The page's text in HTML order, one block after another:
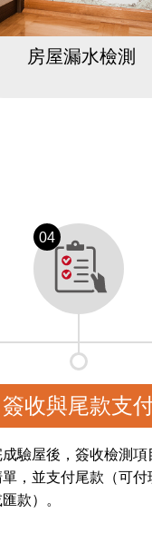
房屋漏水檢測
簽收與尾款支
成驗屋後，簽收檢測項
單，並支付尾款（可付
款）。